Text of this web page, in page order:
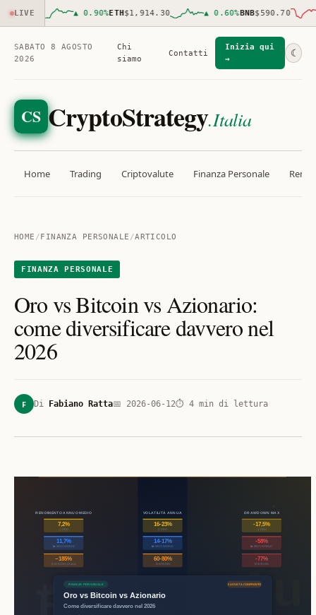
LIVE ▲ 0.90%ETH$1,914.30 ▲ 0.60%BNB$590.70
SABATO 8 AGOSTO
2026
Chi
siamo
Contatti
Inizia qui
→
☾
CS CryptoStrategy.Italia
Home Trading Criptovalute Finanza Personale
HOME /FINANZA PERSONALE /ARTICOLO
FINANZA PERSONALE
Oro vs Bitcoin vs Azionario:
come diversificare davvero nel
2026
F Di Fabiano Ratta📅 2026-06-12⏱ 4 min di lettura